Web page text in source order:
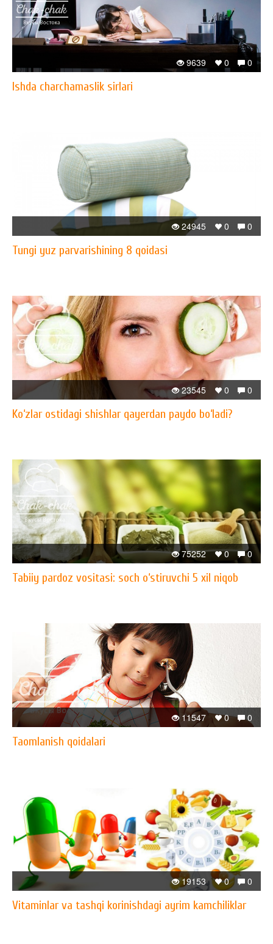
0
0
9639
Ishda charchamaslik sirlari
0
0
24945
Tungi yuz parvarishining 8 qoidasi
0
0
23545
​Ko‘zlar ostidagi shishlar qayerdan paydo bo‘ladi?
0
0
75252
Tabiiy pardoz vositasi: soch o‘stiruvchi 5 xil niqob
0
0
11547
Taomlanish qoidalari
0
0
19153
Vitaminlar va tashqi korinishdagi ayrim kamchiliklar